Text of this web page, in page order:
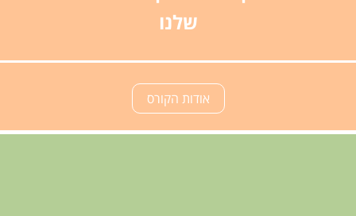
שלנו
אודות הקורס